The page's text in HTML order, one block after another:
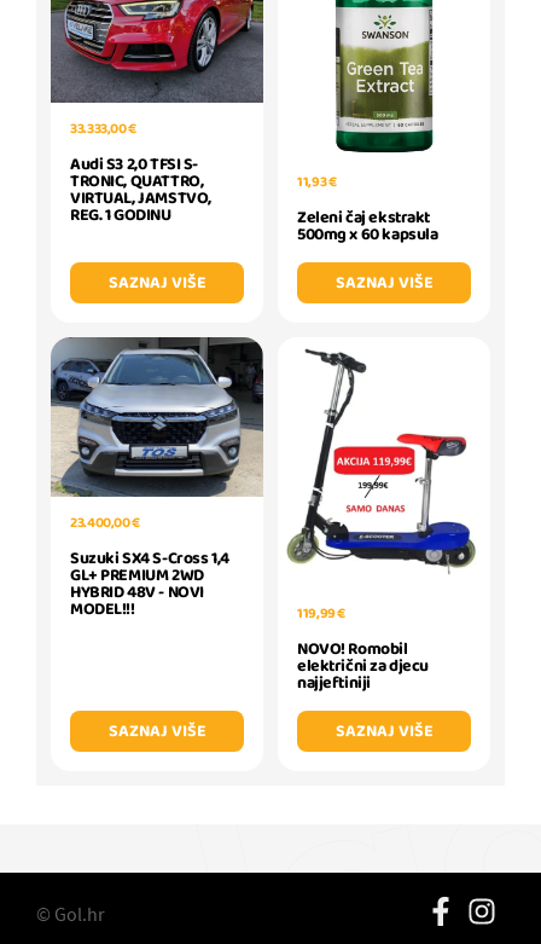
33.333,00 €
Audi S3 2,0 TFSI S-
TRONIC, QUATTRO,
VIRTUAL, JAMSTVO,
REG. 1 GODINU
SAZNAJ VIŠE
11,93 €
Zeleni čaj ekstrakt
500mg x 60 kapsula
SAZNAJ VIŠE
23.400,00 €
Suzuki SX4 S-Cross 1,4
GL+ PREMIUM 2WD
HYBRID 48V - NOVI
MODEL!!!
SAZNAJ VIŠE
119,99 €
NOVO! Romobil
električni za djecu
najjeftiniji
SAZNAJ VIŠE
© Gol.hr